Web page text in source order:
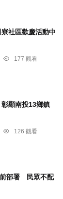
社區歡慶活動中
177 觀看
顯南投13鄉鎮
126 觀看
前部署 民眾不配